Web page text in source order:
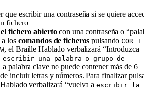
que escribir una contraseña si se quiere
fichero.
fichero abierto con una contraseña o
a los comandos de ficheros pulsando COR +
W, el Braille Hablado verbalizará “Introduzca
escribir una palabra o grupo de
palabra clave no puede contener más de 6
incluir letras y números. Para finalizar
verbalizará “vuelva a escribir la